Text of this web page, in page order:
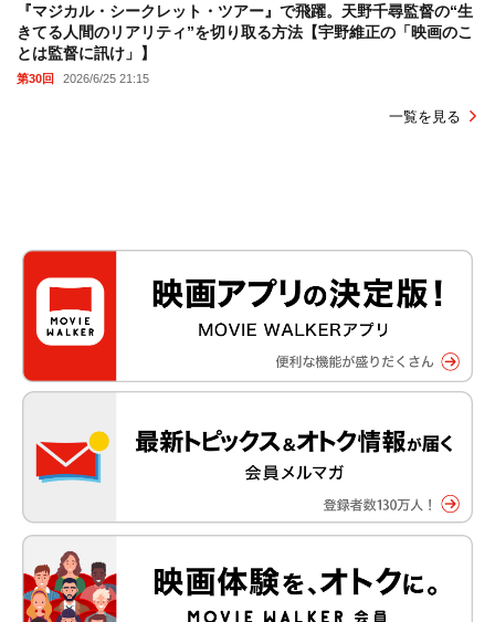
『マジカル・シークレット・ツアー』で飛躍。天野千尋監督の“生
きてる人間のリアリティ”を切り取る方法【宇野維正の「映画のこ
とは監督に訊け」】
第30回 2026/6/25 21:15
一覧を見る